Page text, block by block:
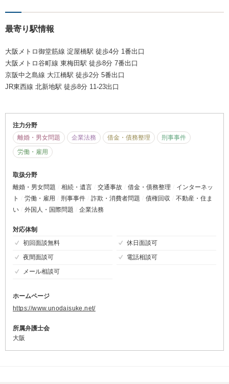
最寄り駅情報
大阪メトロ御堂筋線 淀屋橋駅 徒歩4分 1番出口
大阪メトロ谷町線 東梅田駅 徒歩8分 7番出口
京阪中之島線 大江橋駅 徒歩2分 5番出口
JR東西線 北新地駅 徒歩8分 11-23出口
注力分野
離婚・男女問題
企業法務 借金・債務整理
刑事事件
労働・雇用
取扱分野
離婚・男女問題
相続・遺言 交通事故 借金・債務整理
インターネッ
ト
労働・雇用 刑事事件 詐欺・消費者問題 債権回収
不動産・住ま
い
外国人・国際問題 企業法務
対応体制
初回面談無料
休日面談可
夜間面談可
電話相談可
メール相談可
ホームページ
https://www.unodaisuke.net/
所属弁護士会
大阪